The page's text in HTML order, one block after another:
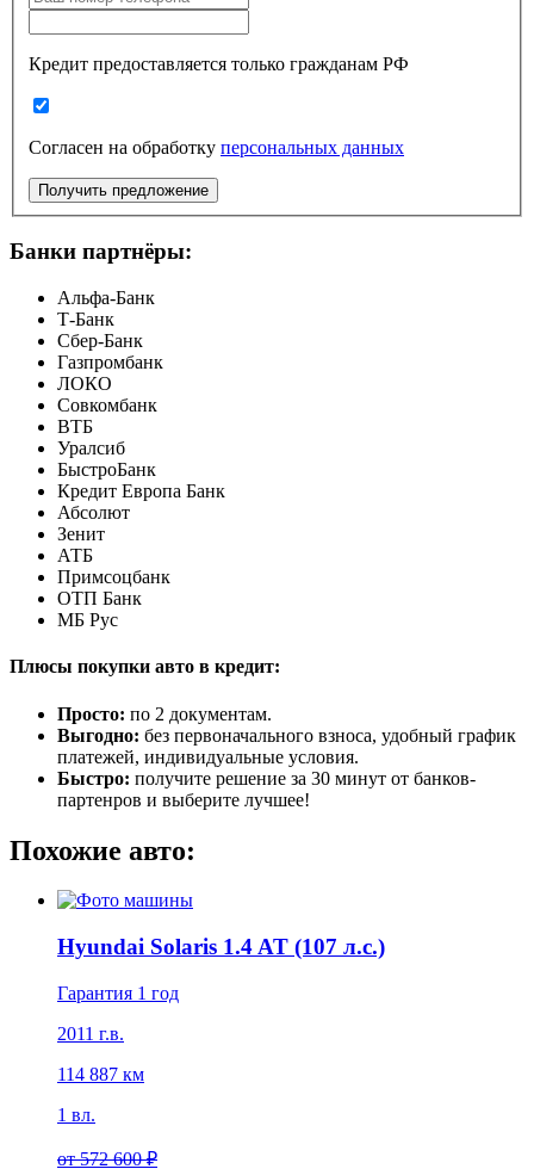
Кредит предоставляется только гражданам РФ
Согласен на обработку персональных данных
Получить предложение
Банки партнёры:
Альфа-Банк
Т-Банк
Сбер-Банк
Газпромбанк
ЛОКО
Совкомбанк
ВТБ
Уралсиб
БыстроБанк
Кредит Европа Банк
Абсолют
Зенит
АТБ
Примсоцбанк
ОТП Банк
МБ Рус
Плюсы покупки авто в кредит:
Просто: по 2 документам.
Выгодно: без первоначального взноса, удобный график
платежей, индивидуальные условия.
Быстро: получите решение за 30 минут от банков-
партенров и выберите лучшее!
Похожие авто:
Hyundai Solaris 1.4 AT (107 л.с.)
Гарантия 1 год
2011 г.в.
114 887 км
1 вл.
от572 600 ₽